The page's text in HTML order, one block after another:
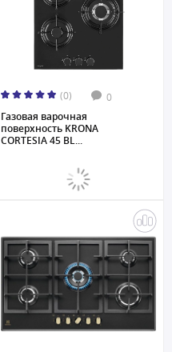
(0) 0
Газовая варочная
поверхность KRONA
CORTESIA 45 BL...